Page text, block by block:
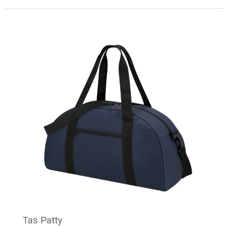
Minimale afname: 6
Tas Patty